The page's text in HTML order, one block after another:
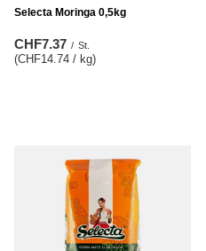
Selecta Moringa 0,5kg
CHF7.37 / St.
(CHF14.74 / kg)